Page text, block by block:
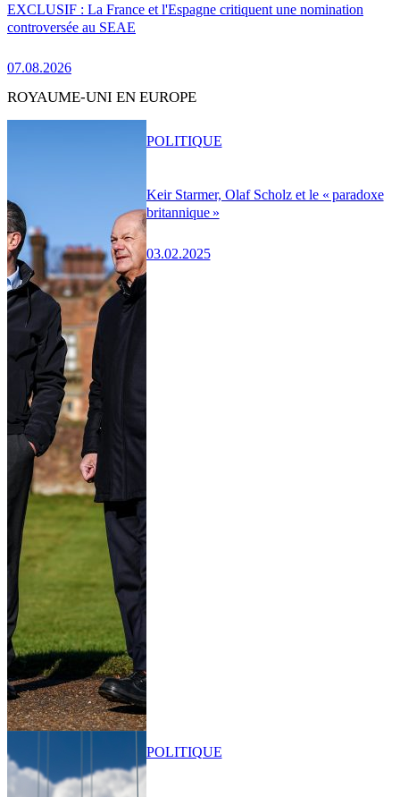
EXCLUSIF : La France et l'Espagne critiquent une nomination
controversée au SEAE
07.08.2026
ROYAUME-UNI EN EUROPE
Keir Starmer, Olaf Scholz et le « paradoxe
britannique »
03.02.2025
POLITIQUE
POLITIQUE